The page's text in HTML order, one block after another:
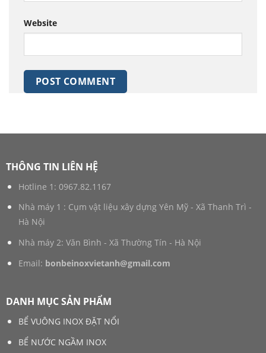
Website
THÔNG TIN LIÊN HỆ
Hotline 1: 0967.82.1167
Nhà máy 1 : Cụm vật liệu xây dựng Yên Mỹ - Xã Thanh Trì -
Hà Nội
Nhà máy 2: Văn Bình - Xã Thường Tín - Hà Nội
Email: bonbeinoxvietanh@gmail.com
DANH MỤC SẢN PHẨM
BỂ VUÔNG INOX ĐẶT NỔI
BỂ NƯỚC NGẦM INOX